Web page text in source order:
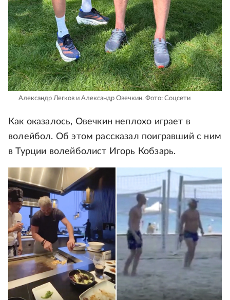
Александр Легков и Александр Овечкин. Фото: Соцсети
Как оказалось, Овечкин неплохо играет в
волейбол. Об этом рассказал поигравший с ним
в Турции волейболист Игорь Кобзарь.